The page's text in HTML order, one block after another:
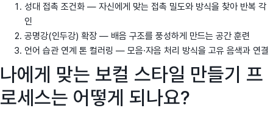
성대 접촉 조건화 — 자신에게 맞는 접촉 밀도와 방식을 찾아 반복 각
인
공명강(인두강) 확장 — 배음 구조를 풍성하게 만드는 공간 훈련
언어 습관 연계 톤 컬러링 — 모음·자음 처리 방식을 고유 음색과 연결
나에게 맞는 보컬 스타일 만들기 프
로세스는 어떻게 되나요?